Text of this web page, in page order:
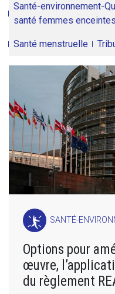
Santé-environnement-
santé femmes enceintes
Santé menstruelle
SANTÉ-
Options pour
œuvre,
du règlement